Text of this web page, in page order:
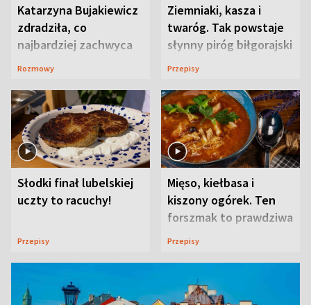
Katarzyna Bujakiewicz
zdradziła, co
najbardziej zachwyca
ją w Lublinie
Rozmowy
Ziemniaki, kasza i
twaróg. Tak powstaje
słynny piróg biłgorajski
Przepisy
Słodki finał lubelskiej
uczty to racuchy!
Przepisy
Mięso, kiełbasa i
kiszony ogórek. Ten
forszmak to prawdziwa
uczta
Przepisy